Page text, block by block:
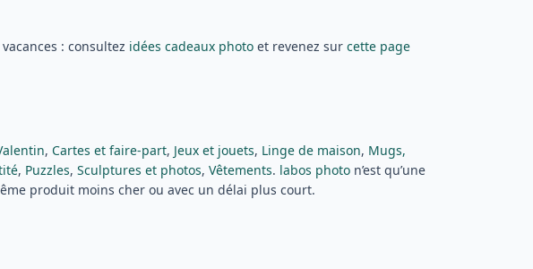
: consultez idées cadeaux photo et revenez sur cette page
, Cartes et faire-part, Jeux et jouets, Linge de maison, Mugs,
, Puzzles, Sculptures et photos, Vêtements. labos photo n’est qu’une
produit moins cher ou avec un délai plus court.